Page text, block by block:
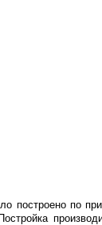
построено по